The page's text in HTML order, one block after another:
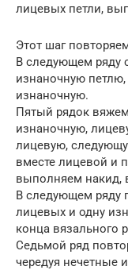
лицевых петли,
Этот шаг
В следующем ряду
изнаночную
изнаночную.
Пятый рядок
изнаночную,
лицевую,
вместе лицевой и
выполняем накид,
В следующем ряду
лицевых и одну
конца вязального
Седьмой ряд
чередуя нечетные